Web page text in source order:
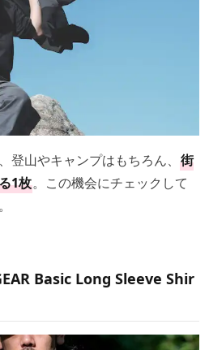
登山やキャンプはもちろん、 街
1枚。この機会にチェックして
Basic Long Sleeve Shir